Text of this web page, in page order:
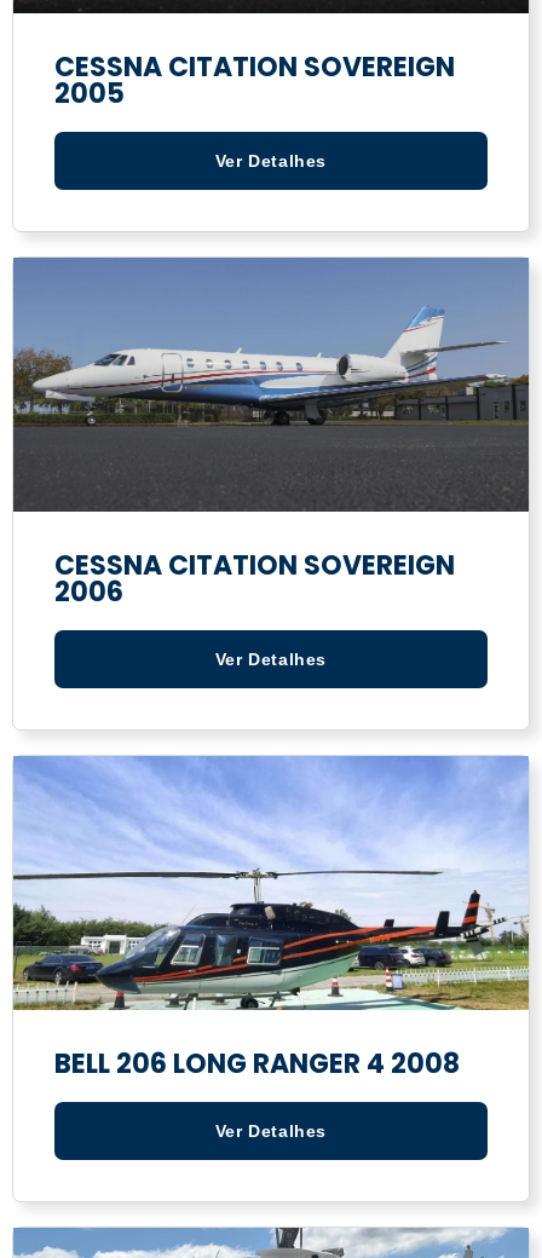
CESSNA CITATION SOVEREIGN
2005
Ver Detalhes
CESSNA CITATION SOVEREIGN
2006
Ver Detalhes
BELL 206 LONG RANGER 4 2008
Ver Detalhes